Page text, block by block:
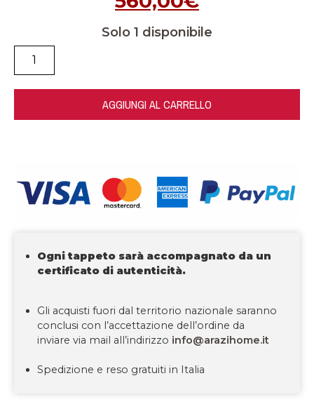
Solo 1 disponibile
AGGIUNGI AL CARRELLO
Ogni tappeto sarà accompagnato da un
certificato di autenticità.
Gli acquisti fuori dal territorio nazionale saranno
conclusi con l’accettazione dell’ordine da
inviare via mail all’indirizzo info@arazihome.it
Spedizione e reso gratuiti in Italia